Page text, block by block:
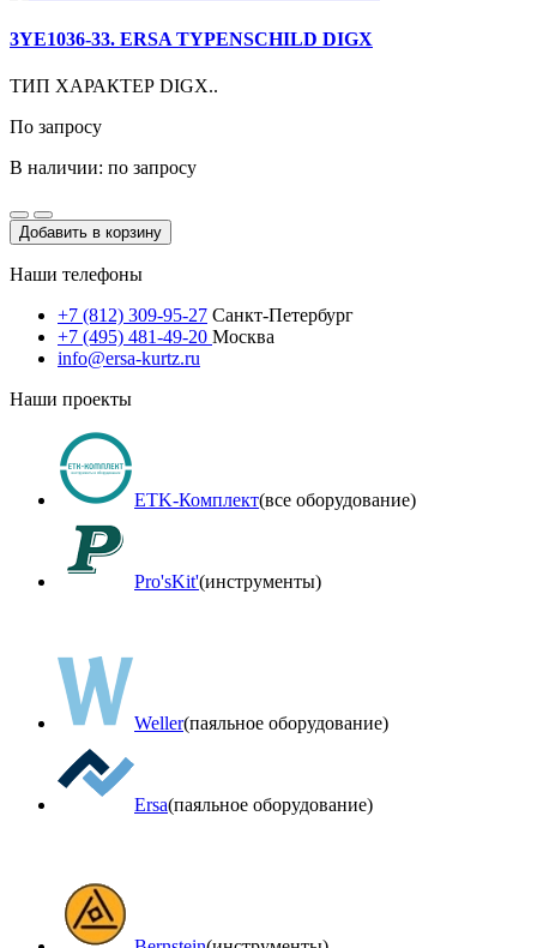
3YE1036-33. ERSA TYPENSCHILD DIGX
ТИП ХАРАКТЕР DIGX..
По запросу
В наличии: по запросу
Добавить в корзину
Наши телефоны
+7 (812) 309-95-27 Санкт-Петербург
+7 (495) 481-49-20 Москва
info@ersa-kurtz.ru
Наши проекты
ETK-Комплект(все оборудование)
Pro'sKit'(инструменты)
Weller(паяльное оборудование)
Ersa(паяльное оборудование)